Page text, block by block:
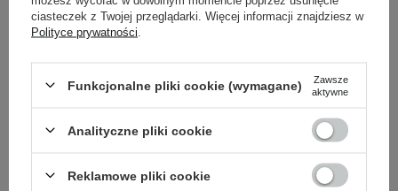
ciasteczek z Twojej przeglądarki. Więcej informacji znajdziesz w
Polityce prywatności
Funkcjonalne pliki cookie (wymagane)
Zawsze
aktywne
Analityczne pliki cookie
Reklamowe pliki cookie